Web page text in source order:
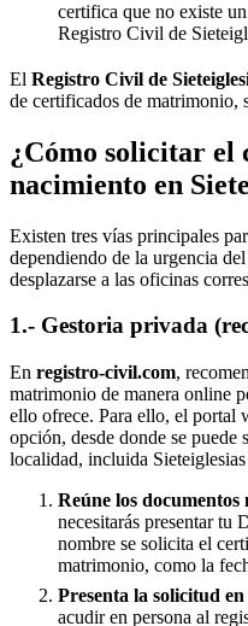
certifica que no existe
Registro Civil de
El Registro Civil de
de certificados de matrimonio,
¿Cómo solicitar el
nacimiento en
Existen tres vías principales
dependiendo de la urgencia
desplazarse a las oficinas
1.- Gestoria privada
En registro-civil.com,
matrimonio de manera online
ello ofrece. Para ello, el portal
opción, desde donde se
localidad, incluida
Reúne los documentos
necesitarás presentar tu
nombre se solicita el
matrimonio, como la
Presenta la solicitud
acudir en persona al